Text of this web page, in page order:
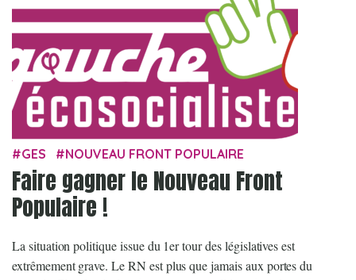
GES NOUVEAU FRONT POPULAIRE
Faire gagner le Nouveau Front
Populaire !
La situation politique issue du 1er tour des législatives est
extrêmement grave. Le RN est plus que jamais aux portes du